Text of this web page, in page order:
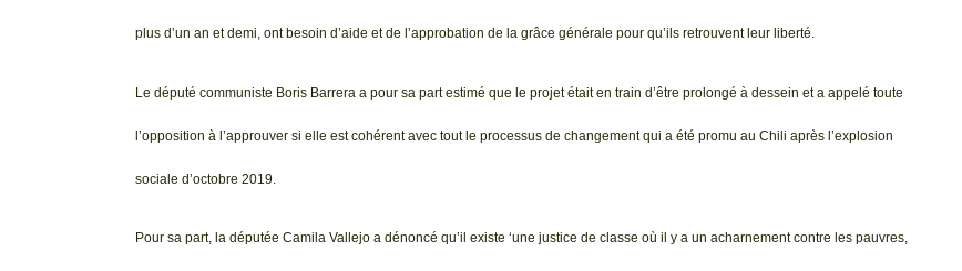
plus d’un an et demi, ont besoin d’aide et de l’approbation de la grâce générale pour qu’ils retrouvent leur liberté.
Le député communiste Boris Barrera a pour sa part estimé que le projet était en train d’être prolongé à dessein et a appelé toute
l’opposition à l’approuver si elle est cohérent avec tout le processus de changement qui a été promu au Chili après l’explosion
sociale d’octobre 2019.
Pour sa part, la députée Camila Vallejo a dénoncé qu’il existe ‘une justice de classe où il y a un acharnement contre les pauvres,